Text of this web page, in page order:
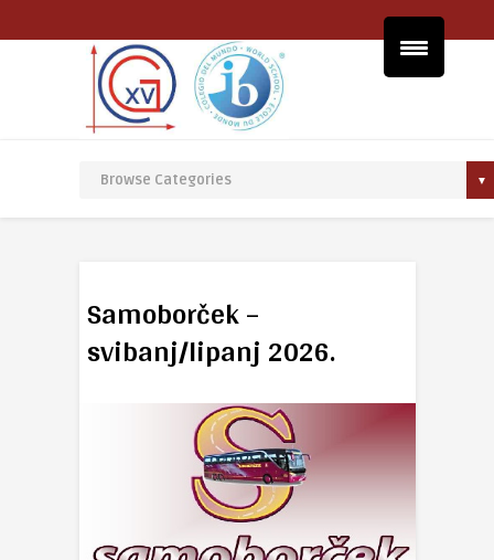
Samoborček –
svibanj/lipanj 2026.